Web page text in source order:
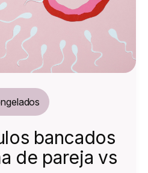
bancados
de pareja vs